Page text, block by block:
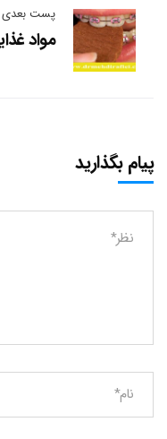
پست بعدی
مواد
پیام بگذارید